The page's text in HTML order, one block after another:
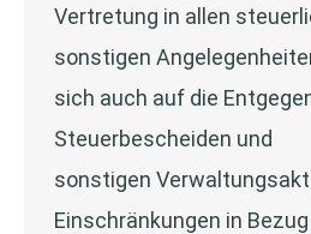
Vertretung in allen
sonstigen
sich auch auf die
Steuerbescheiden und
sonstigen
Einschränkungen in